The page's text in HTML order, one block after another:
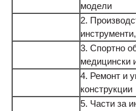
модели
2.
3. Спортно
медицински
4. Ремонт и
конструкции
5. Части за